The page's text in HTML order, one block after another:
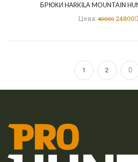
БРЮКИ HARKILA MOUNTAIN
Цена:4000024800
1 2